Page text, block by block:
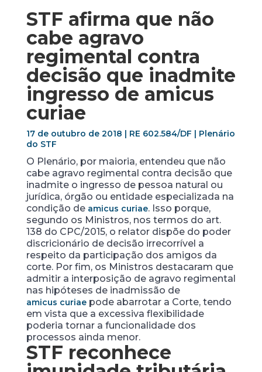
STF afirma que não
cabe agravo
regimental contra
decisão que inadmite
ingresso de amicus
curiae
17 de outubro de 2018 | RE 602.584/DF | Plenário
do STF
O Plenário, por maioria, entendeu que não
cabe agravo regimental contra decisão que
inadmite o ingresso de pessoa natural ou
jurídica, órgão ou entidade especializada na
condição de amicus curiae. Isso porque,
segundo os Ministros, nos termos do art.
138 do CPC/2015, o relator dispõe do poder
discricionário de decisão irrecorrível a
respeito da participação dos amigos da
corte. Por fim, os Ministros destacaram que
admitir a interposição de agravo regimental
nas hipóteses de inadmissão de
amicus curiaepode abarrotar a Corte, tendo
em vista que a excessiva flexibilidade
poderia tornar a funcionalidade dos
processos ainda menor.
STF reconhece